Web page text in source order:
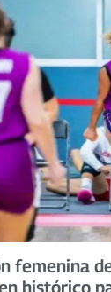
femenina
histórico